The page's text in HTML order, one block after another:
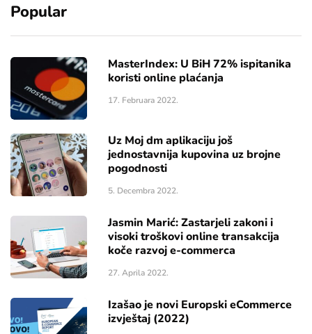
Popular
MasterIndex: U BiH 72% ispitanika
koristi online plaćanja
17. Februara 2022.
Uz Moj dm aplikaciju još
jednostavnija kupovina uz brojne
pogodnosti
5. Decembra 2022.
Jasmin Marić: Zastarjeli zakoni i
visoki troškovi online transakcija
koče razvoj e-commerca
27. Aprila 2022.
Izašao je novi Europski eCommerce
izvještaj (2022)